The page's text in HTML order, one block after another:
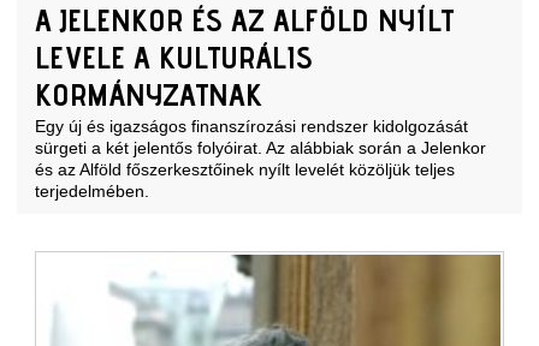
A JELENKOR ÉS AZ ALFÖLD NYÍLT
LEVELE A KULTURÁLIS
KORMÁNYZATNAK
Egy új és igazságos finanszírozási rendszer kidolgozását
sürgeti a két jelentős folyóirat. Az alábbiak során a Jelenkor
és az Alföld főszerkesztőinek nyílt levelét közöljük teljes
terjedelmében.